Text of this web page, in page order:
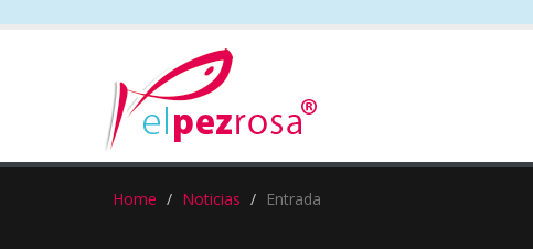
Home Noticias Entrada